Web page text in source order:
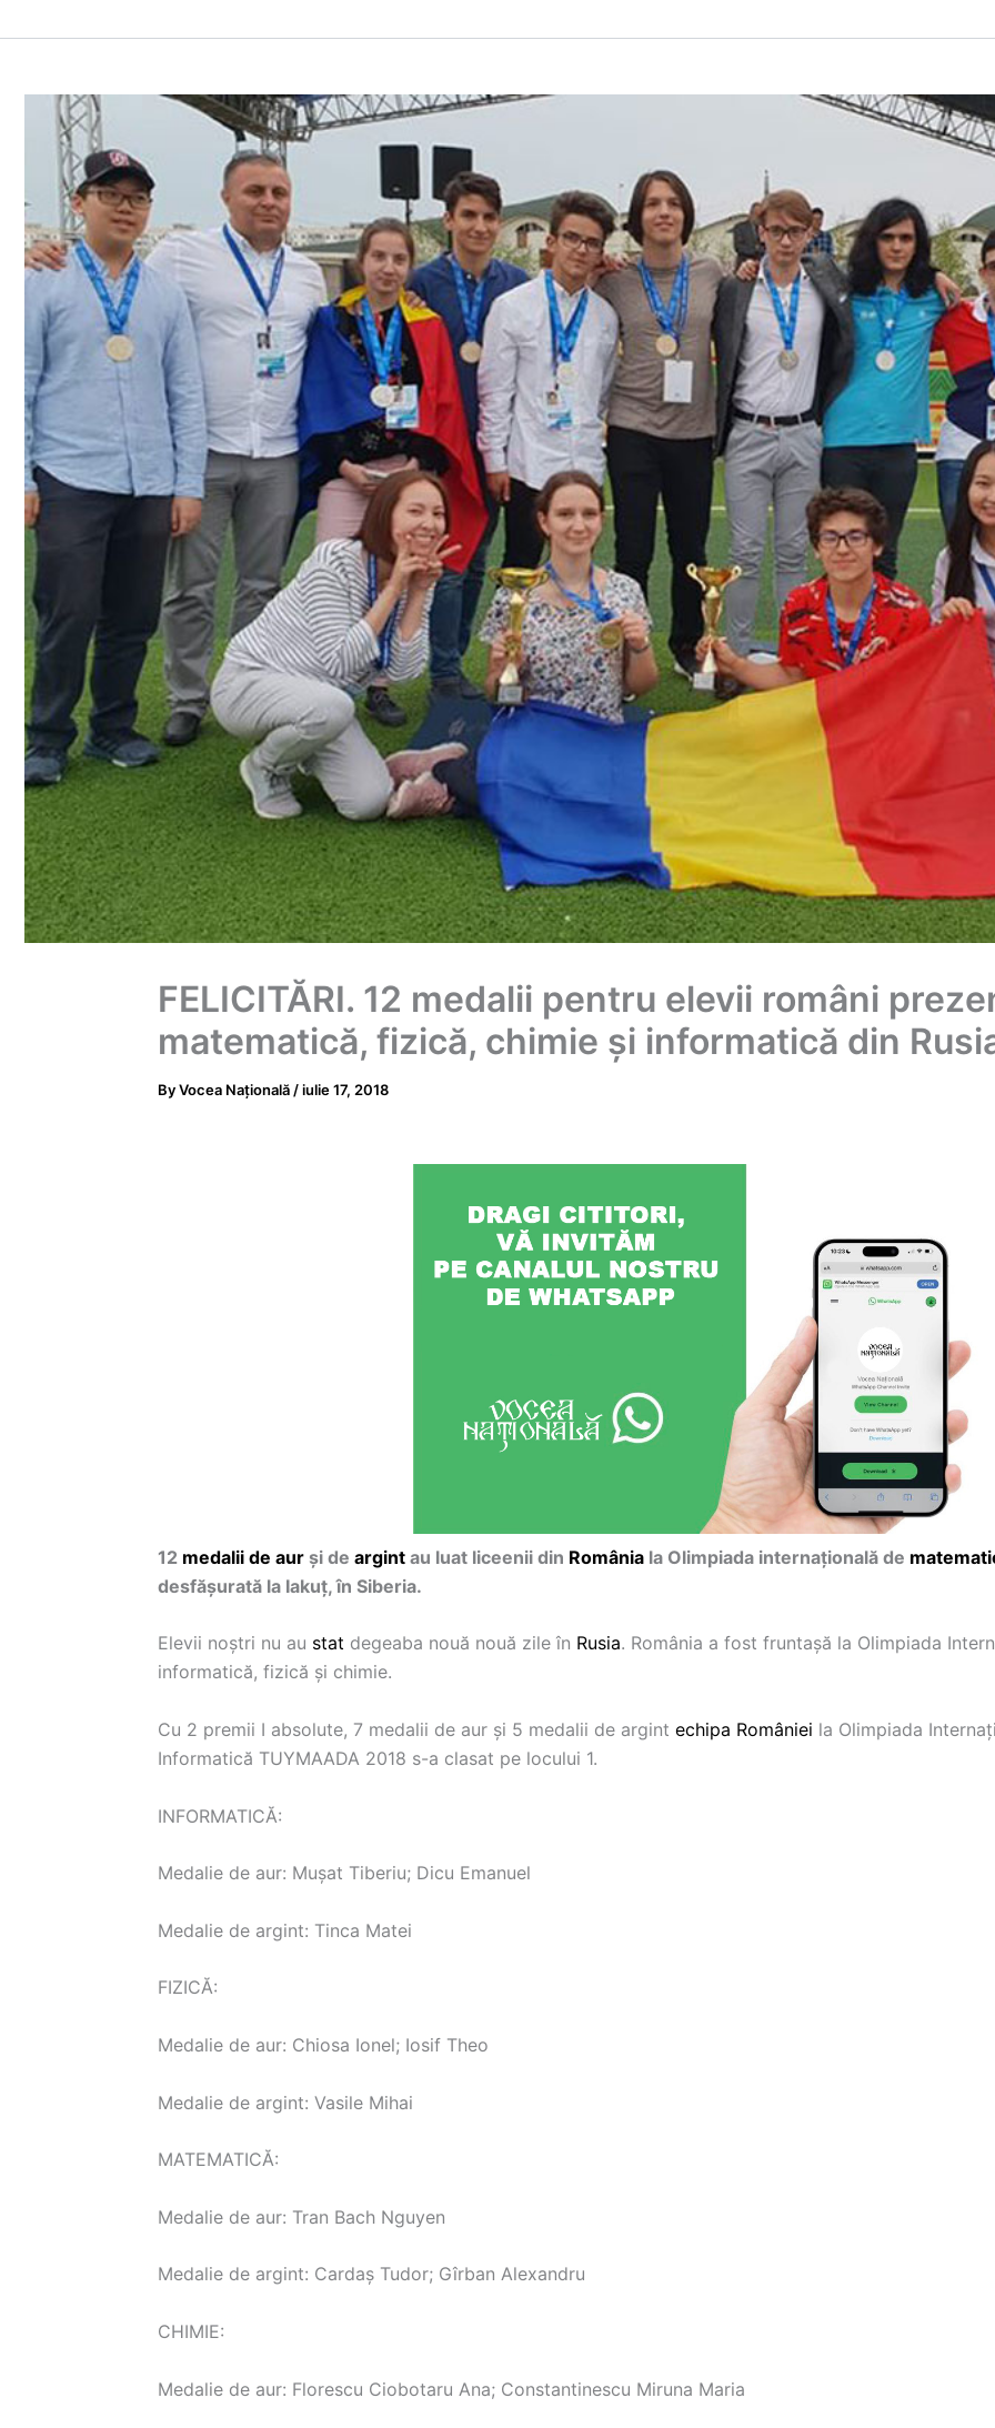
FELICITĂRI. 12 medalii pentru elevii români
matematică, fizică, chimie şi informatică din
ByVocea Națională /iulie 17, 2018
12 medalii de aur şi de argint au luat liceenii din România la Olimpiada internaţională de
desfășurată la Iakuț, în Siberia.
Elevii noştri nu au stat degeaba nouă nouă zile în Rusia. România a fost fruntaşă la Olimpiada
informatică, fizică şi chimie.
Cu 2 premii I absolute, 7 medalii de aur și 5 medalii de argint echipa României la Olimpiada
Informatică TUYMAADA 2018 s-a clasat pe locului 1.
INFORMATICĂ:
Medalie de aur: Mușat Tiberiu; Dicu Emanuel
Medalie de argint: Tinca Matei
FIZICĂ:
Medalie de aur: Chiosa Ionel; Iosif Theo
Medalie de argint: Vasile Mihai
MATEMATICĂ:
Medalie de aur: Tran Bach Nguyen
Medalie de argint: Cardaș Tudor; Gîrban Alexandru
CHIMIE:
Medalie de aur: Florescu Ciobotaru Ana; Constantinescu Miruna Maria